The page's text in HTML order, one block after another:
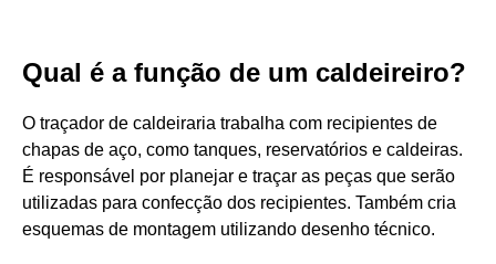
Qual é a função de um caldeireiro?
O traçador de caldeiraria trabalha com recipientes de
chapas de aço, como tanques, reservatórios e caldeiras.
É responsável por planejar e traçar as peças que serão
utilizadas para confecção dos recipientes. Também cria
esquemas de montagem utilizando desenho técnico.